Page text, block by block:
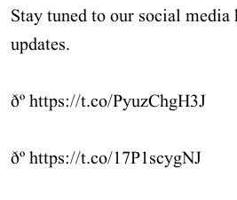
Stay tuned to our social
updates.
ðºhttps://t.co/PyuzChgH3J
ðºhttps://t.co/17P1scygNJ